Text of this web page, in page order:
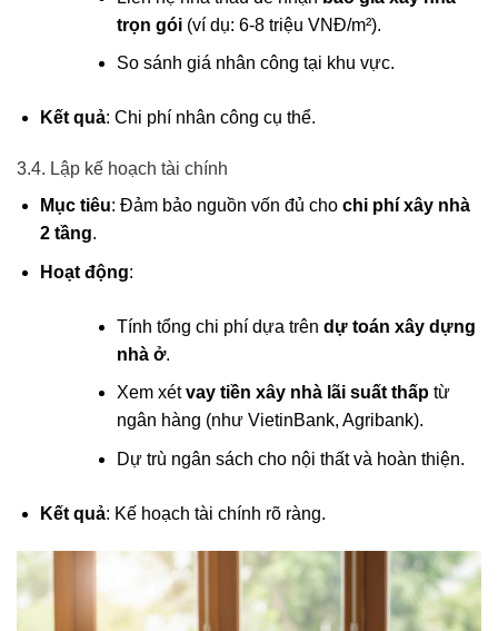
trọn gói(ví dụ: 6-8 triệu VNĐ/m²).
So sánh giá nhân công tại khu vực.
Kết quả: Chi phí nhân công cụ thể.
3.4. Lập kế hoạch tài chính
Mục tiêu: Đảm bảo nguồn vốn đủ cho chi phí xây nhà
2 tầng.
Hoạt động:
Tính tổng chi phí dựa trên dự toán xây dựng
nhà ở.
Xem xétvay tiền xây nhà lãi suất thấptừ
ngân hàng (như VietinBank, Agribank).
Dự trù ngân sách cho nội thất và hoàn thiện.
Kết quả: Kế hoạch tài chính rõ ràng.